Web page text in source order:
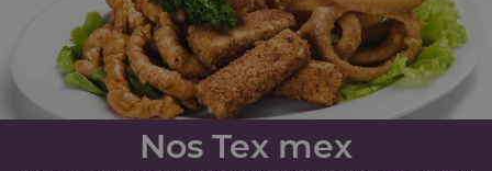
Nos Tex mex